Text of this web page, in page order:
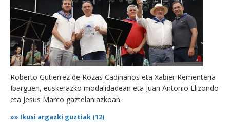
Roberto Gutierrez de Rozas Cadiñanos eta Xabier Rementeria
Ibarguen, euskerazko modalidadean eta Juan Antonio Elizondo
eta Jesus Marco gaztelaniazkoan.
»» Ikusi argazki guztiak (12)